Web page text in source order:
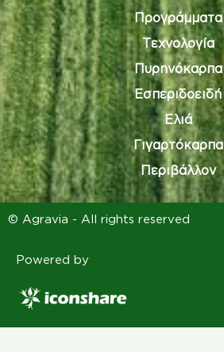
Προγράμματα
Τεχνολογία
Πυρηνόκαρπα
Εσπεριδοειδή
Ελιά
Γιγαρτόκαρπα
Περιβάλλον
© Agravia - All rights reserved
Powered by